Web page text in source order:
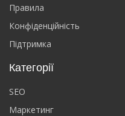
Правила
Конфіденційність
Підтримка
Категорії
SEO
Маркетинг